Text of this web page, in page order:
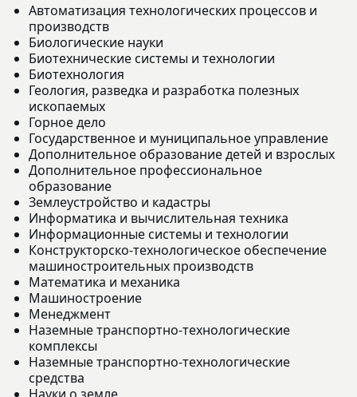
Автоматизация технологических процессов и
производств
Биологические науки
Биотехнические системы и технологии
Биотехнология
Геология, разведка и разработка полезных
ископаемых
Горное дело
Государственное и муниципальное управление
Дополнительное образование детей и взрослых
Дополнительное профессиональное
образование
Землеустройство и кадастры
Информатика и вычислительная техника
Информационные системы и технологии
Конструкторско-технологическое обеспечение
машиностроительных производств
Математика и механика
Машиностроение
Менеджмент
Наземные транспортно-технологические
комплексы
Наземные транспортно-технологические
средства